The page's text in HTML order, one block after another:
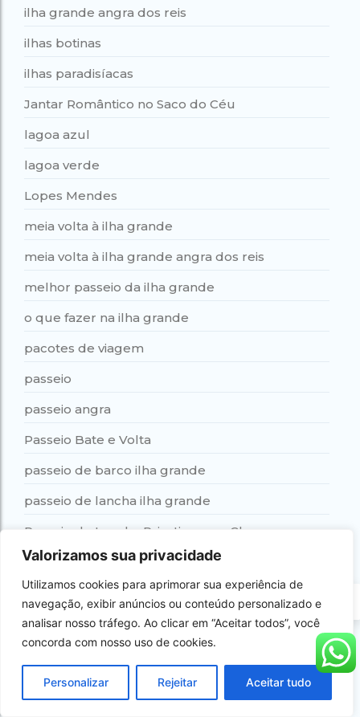
Valorizamos sua privacidade
Utilizamos cookies para aprimorar sua experiência de
navegação, exibir anúncios ou conteúdo personalizado e
analisar nosso tráfego. Ao clicar em “Aceitar todos”, você
concorda com nosso uso de cookies.
Personalizar Rejeitar Aceitar tudo
ilha grande angra dos reis
ilhas botinas
ilhas paradisíacas
Jantar Romântico no Saco do Céu
lagoa azul
lagoa verde
Lopes Mendes
meia volta à ilha grande
meia volta à ilha grande angra dos reis
melhor passeio da ilha grande
o que fazer na ilha grande
pacotes de viagem
passeio
passeio angra
Passeio Bate e Volta
passeio de barco ilha grande
passeio de lancha ilha grande
Passeio de Lancha Privativo com Churrasco a
Bordo
Passeio Despedida de Solteira
passeio em família
Passeio Gruta do Acaiá
passeio ilha grande
Passeio Lagoa Azul de Escuna
PT